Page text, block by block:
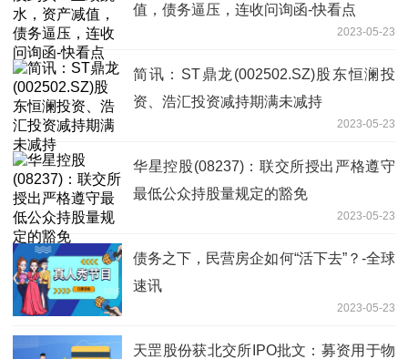
值，债务逼压，连收问询函-快看点
2023-05-23
简讯：ST鼎龙(002502.SZ)股东恒澜投
资、浩汇投资减持期满未减持
2023-05-23
华星控股(08237)：联交所授出严格遵守
最低公众持股量规定的豁免
2023-05-23
债务之下，民营房企如何“活下去”？-全球
速讯
2023-05-23
天罡股份获北交所IPO批文：募资用于物